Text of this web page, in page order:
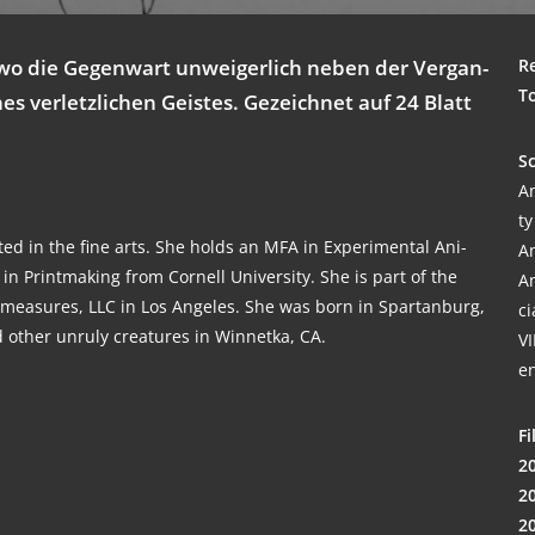
die Gegen­wart unwei­ger­lich neben der Ver­gan­
ver­letz­li­chen Geis­tes. Gezeich­net auf 24 Blatt
in the fine arts. She holds an MFA in Expe­ri­men­tal Ani­
Print­ma­king from Cor­nell Uni­ver­si­ty. She is part of the
LLC in Los Ange­les. She was born in Spar­tan­burg,
unru­ly crea­tures in Win­net­ka, CA.